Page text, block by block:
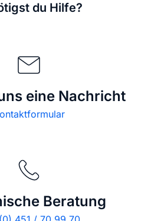
du Hilfe?
eine Nachricht
Beratung